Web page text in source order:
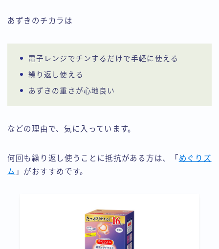
あずきのチカラは
電子レンジでチンするだけで手軽に使える
繰り返し使える
あずきの重さが心地良い
などの理由で、気に入っています。
何回も繰り返し使うことに抵抗がある方は、「 めぐりズ
ム 」がおすすめです。